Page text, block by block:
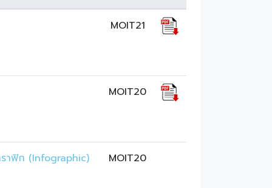
MOIT21
MOIT20
าฟิก (Infographic) MOIT20